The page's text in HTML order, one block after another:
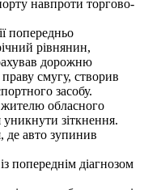
навпроти торгово-
попередньо
рівнянин,
дорожню
смугу, створив
засобу.
жителю обласного
зіткнення.
де авто зупинив
попереднім діагнозом